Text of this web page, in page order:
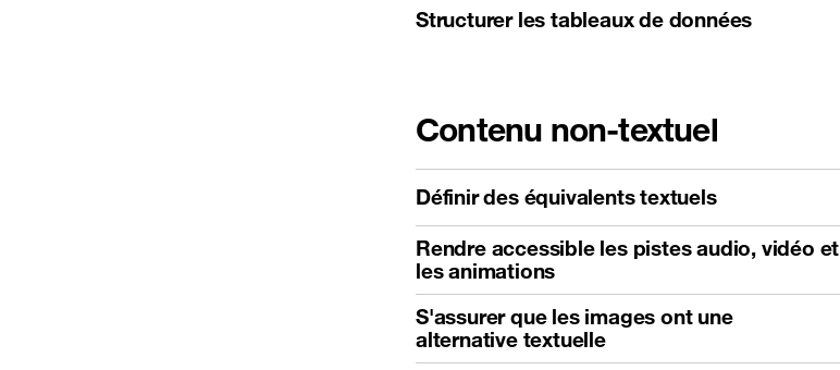
Structurer les tableaux de données
Contenu non-textuel
Définir des équivalents textuels
Rendre accessible les pistes audio, vidéo et
les animations
S'assurer que les images ont une
alternative textuelle